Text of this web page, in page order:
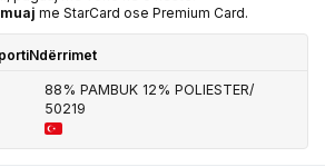
me StarCard ose Premium Card.
Ndërrimet
88% PAMBUK 12% POLIESTER/
50219